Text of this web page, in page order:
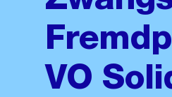
VO